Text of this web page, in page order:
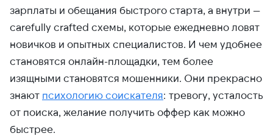
зарплаты и обещания быстрого старта, а внутри —
carefully crafted схемы, которые ежедневно ловят
новичков и опытных специалистов. И чем удобнее
становятся онлайн-площадки, тем более
изящными становятся мошенники. Они прекрасно
знают психологию соискателя: тревогу, усталость
от поиска, желание получить оффер как можно
быстрее.